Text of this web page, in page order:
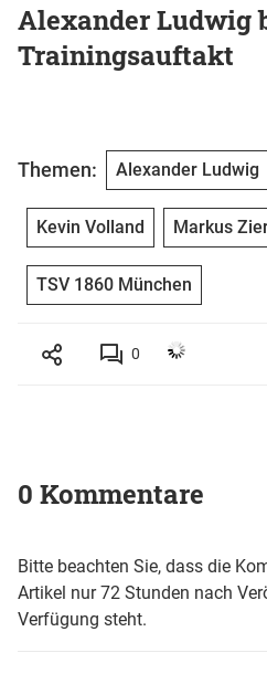
Alexander Ludwig
Trainingsauftakt
Themen: Alexander Ludwig
Kevin Volland Markus
TSV 1860 München
0
0 Kommentare
Bitte beachten Sie, dass die
Artikel nur 72 Stunden nach
Verfügung steht.